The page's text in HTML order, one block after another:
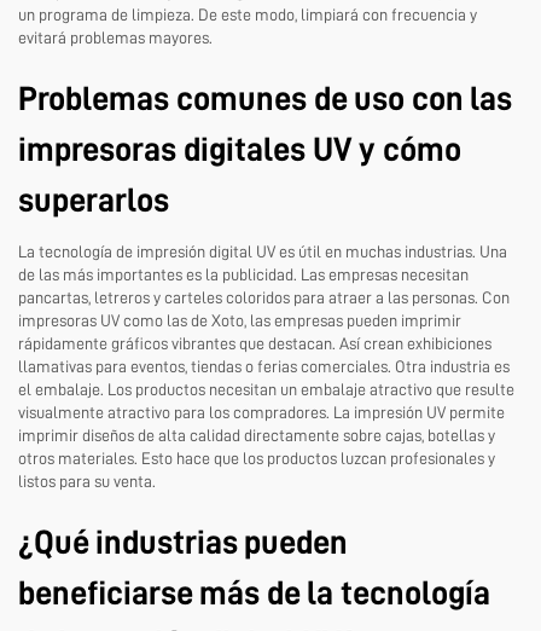
un programa de limpieza. De este modo, limpiará con frecuencia y
evitará problemas mayores.
Problemas comunes de uso con las
impresoras digitales UV y cómo
superarlos
La tecnología de impresión digital UV es útil en muchas industrias. Una
de las más importantes es la publicidad. Las empresas necesitan
pancartas, letreros y carteles coloridos para atraer a las personas. Con
impresoras UV como las de Xoto, las empresas pueden imprimir
rápidamente gráficos vibrantes que destacan. Así crean exhibiciones
llamativas para eventos, tiendas o ferias comerciales. Otra industria es
el embalaje. Los productos necesitan un embalaje atractivo que resulte
visualmente atractivo para los compradores. La impresión UV permite
imprimir diseños de alta calidad directamente sobre cajas, botellas y
otros materiales. Esto hace que los productos luzcan profesionales y
listos para su venta.
¿Qué industrias pueden
beneficiarse más de la tecnología